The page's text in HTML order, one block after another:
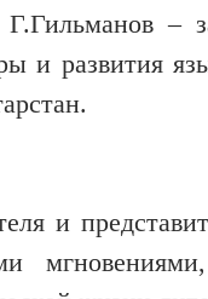
Г.Гильманов
и развития
и